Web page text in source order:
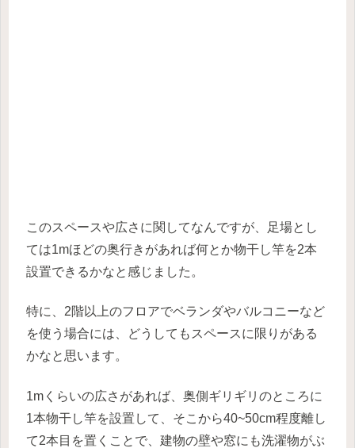
このスペースや広さに関してなんですが、足場とし
ては1mほどの奥行きがあれば何とか物干し竿を2本
設置できるかなと感じました。
特に、2階以上のフロアでベランダやバルコニーなど
を使う場合には、どうしてもスペースに限りがある
かなと思います。
1mくらいの広さがあれば、奥側ギリギリのところに
1本物干し竿を設置して、そこから40~50cm程度離し
て2本目を置くことで、建物の壁や窓にも洗濯物がぶ